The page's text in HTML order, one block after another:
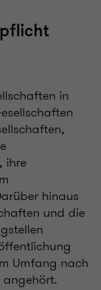
in
ihre
hinaus
und die
Umfang nach
angehört.